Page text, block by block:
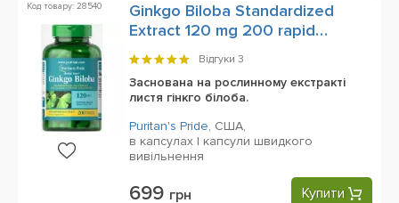
Код товару: 28540
Ginkgo Biloba Standardized
Extract 120 mg 200 rapid
release softgels
Відгуки 3
Заснована на рослинному екстракті
листя гінкго білоба.
Puritan's Pride, США,
в капсулах | капсули швидкого
вивільнення
699 грн Купити